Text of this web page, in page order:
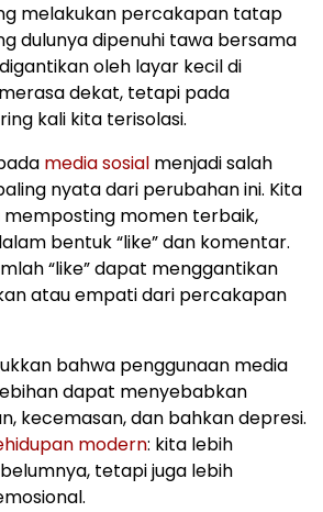
melakukan percakapan tatap
dulunya dipenuhi tawa bersama
oleh layar kecil di
dekat, tetapi pada
kali kita terisolasi.
media sosial menjadi salah
nyata dari perubahan ini. Kita
momen terbaik,
bentuk “like” dan komentar.
“like” dapat menggantikan
atau empati dari percakapan
bahwa penggunaan media
dapat menyebabkan
kecemasan, dan bahkan depresi.
modern: kita lebih
tetapi juga lebih